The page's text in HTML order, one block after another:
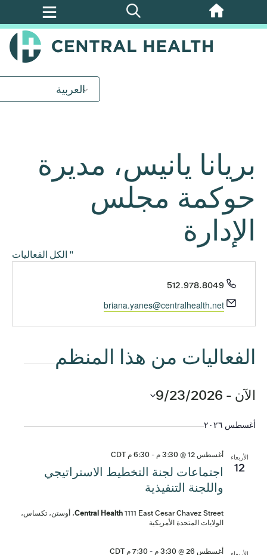
تخطي
العربية
بريانا يانيس، مديرة
حوكمة مجلس
الإدارة
" الكل الفعاليات
الهاتف
512.978.8049
البريد
الإلكتروني
briana.yanes@centralhealth.net
الفعاليات من هذا المنظم
الآن -
9/23/2026
التاريخ.
أغسطس ٢٠٢٦
الأربعاء
12
اجتماعات لجنة التخطيط الاستراتيجي
واللجنة التنفيذية
أغسطس 12 @ 3:30 م -6:30 م CDT
Central Health1111 East Cesar Chavez Street، أوستن، تكساس،
الولايات المتحدة الأمريكية
أغسطس 26 @ 3:30 م -7:30 م CDT